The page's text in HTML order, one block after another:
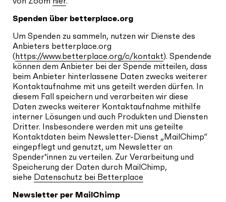
Spenden über betterplace.org
Um Spenden zu sammeln, nutzen wir Dienste des
Anbieters betterplace.org
(https://www.betterplace.org/c/kontakt). Spendende
können dem Anbieter bei der Spende mitteilen, dass
beim Anbieter hinterlassene Daten zwecks weiterer
Kontaktaufnahme mit uns geteilt werden dürfen. In
diesem Fall speichern und verarbeiten wir diese
Daten zwecks weiterer Kontaktaufnahme mithilfe
interner Lösungen und auch Produkten und Diensten
Dritter. Insbesondere werden mit uns geteilte
Kontaktdaten beim Newsletter-Dienst „MailChimp“
eingepflegt und genutzt, um Newsletter an
Spender*innen zu verteilen. Zur Verarbeitung und
Speicherung der Daten durch MailChimp,
siehe Datenschutz bei Betterplace
Newsletter per MailChimp